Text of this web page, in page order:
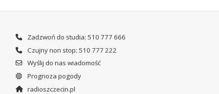
Zadzwoń do studia: 510 777 666
Czujny non stop: 510 777 222
Wyślij do nas wiadomość
Prognoza pogody
radioszczecin.pl